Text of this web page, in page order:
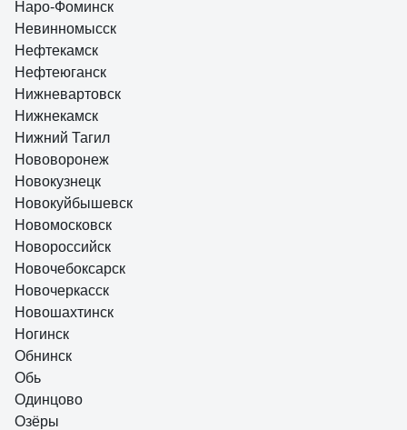
Наро-Фоминск
Невинномысск
Нефтекамск
Нефтеюганск
Нижневартовск
Нижнекамск
Нижний Тагил
Нововоронеж
Новокузнецк
Новокуйбышевск
Новомосковск
Новороссийск
Новочебоксарск
Новочеркасск
Новошахтинск
Ногинск
Обнинск
Обь
Одинцово
Озёры